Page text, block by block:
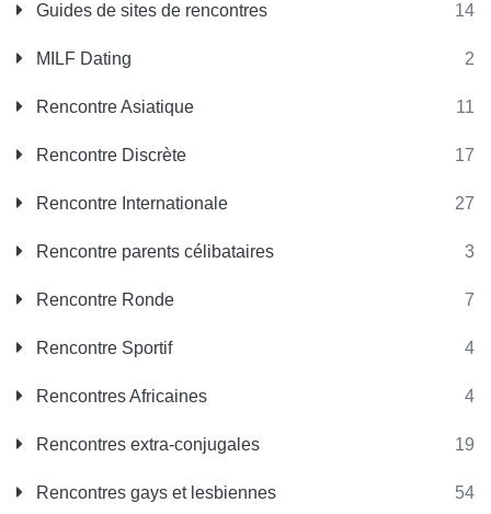
Guides de sites de rencontres 14
MILF Dating 2
Rencontre Asiatique 11
Rencontre Discrète 17
Rencontre Internationale 27
Rencontre parents célibataires 3
Rencontre Ronde 7
Rencontre Sportif 4
Rencontres Africaines 4
Rencontres extra-conjugales 19
Rencontres gays et lesbiennes 54